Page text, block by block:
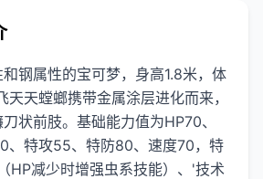
钢属性的宝可梦，身高1.8米，体
天天螳螂携带金属涂层进化而来，
状前肢。基础能力值为HP70、
、特攻55、特防80、速度70，特
HP减少时增强虫系技能）、'技术